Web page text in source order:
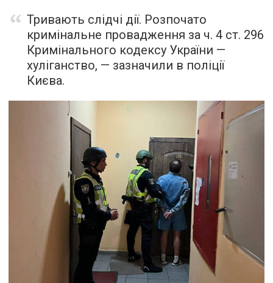
Тривають слідчі дії. Розпочато
кримінальне провадження за ч. 4 ст. 296
Кримінального кодексу України —
хуліганство, — зазначили в поліції
Києва.